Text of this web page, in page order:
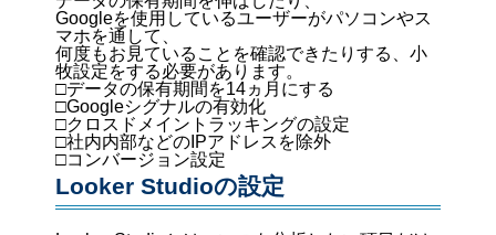
Googleを使用しているユーザーがパソコンやス
マホを通して、
何度もお見ていることを確認できたりする、小
牧設定をする必要があります。
□データの保有期間を14ヵ月にする
□Googleシグナルの有効化
□クロスドメイントラッキングの設定
□社内内部などのIPアドレスを除外
□コンバージョン設定
Looker Studioの設定